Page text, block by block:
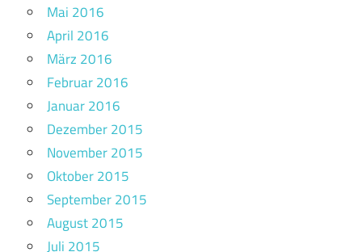
Mai 2016
April 2016
März 2016
Februar 2016
Januar 2016
Dezember 2015
November 2015
Oktober 2015
September 2015
August 2015
Juli 2015